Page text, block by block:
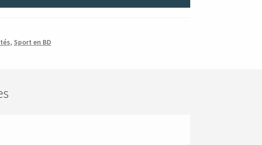
, Sport en BD